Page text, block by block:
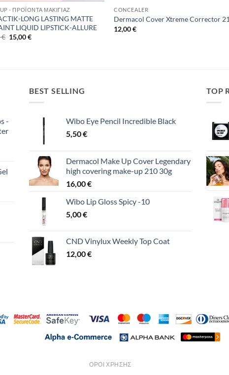
UP - ΠΡΟΪΌΝΤΑ ΜΑΚΙΓΙΆΖ
LONG LASTING MATTE
LIQUID LIPSTICK-ALLURE
€ Original
price
15,00€Η
CONCEALER
Dermacol Cover Xtreme Corrector
12,00€
-
BEST SELLING
Wibo Eye Pencil Incredible Black
5,50€
Dermacol Make Up Cover Legendary
high covering make-up 210 30g
16,00€
Wibo Lip Gloss Spicy -10
5,00€
CND Vinylux Weekly Top Coat
12,00€
TOP
ΌΡΟΙ ΧΡΉΣΗΣ